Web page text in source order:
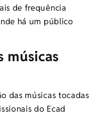
de frequência
há um público
músicas
das músicas tocadas
do Ecad